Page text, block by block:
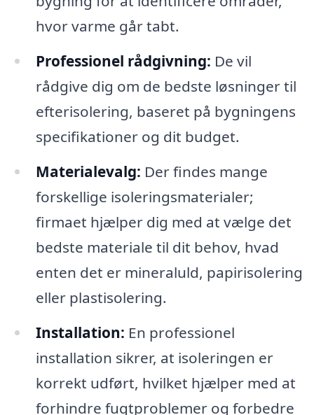
hvor varme går tabt.
Professionel rådgivning: De vil
rådgive dig om de bedste løsninger til
efterisolering, baseret på bygningens
specifikationer og dit budget.
Materialevalg: Der findes mange
forskellige isoleringsmaterialer;
firmaet hjælper dig med at vælge det
bedste materiale til dit behov, hvad
enten det er mineraluld, papirisolering
eller plastisolering.
Installation: En professionel
installation sikrer, at isoleringen er
korrekt udført, hvilket hjælper med at
forhindre fugtproblemer og forbedre